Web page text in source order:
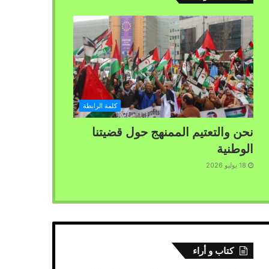
كلمة الرابطة
نحن والتعتيم الممنهج حول قضيتنا
الوطنية
18 يوليو 2026
كتاب و أراء